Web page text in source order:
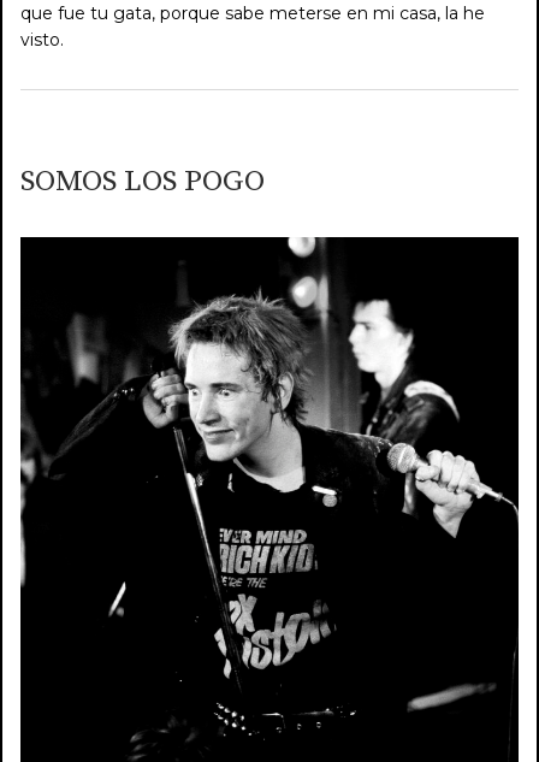
que fue tu gata, porque sabe meterse en mi casa, la he
visto.
SOMOS LOS POGO